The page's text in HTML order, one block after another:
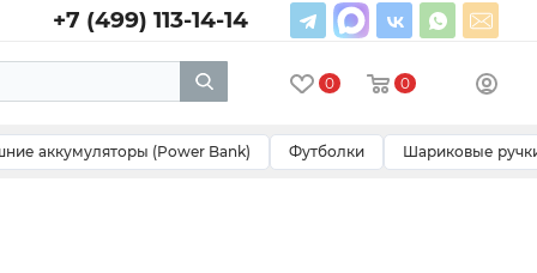
+7 (499) 113-14-14
0 0
аккумуляторы (Power Bank) Футболки Шариковые